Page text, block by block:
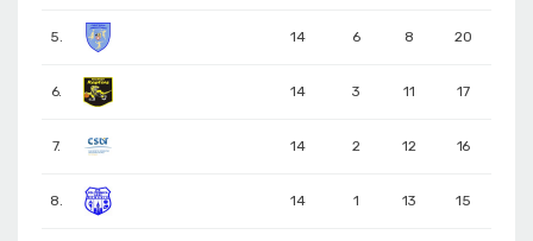
5. 14 6 8 20
6. 14 3 11 17
7. 14 2 12 16
8. 14 1 13 15